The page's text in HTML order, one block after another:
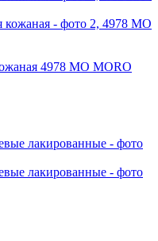
4978 MO MORO